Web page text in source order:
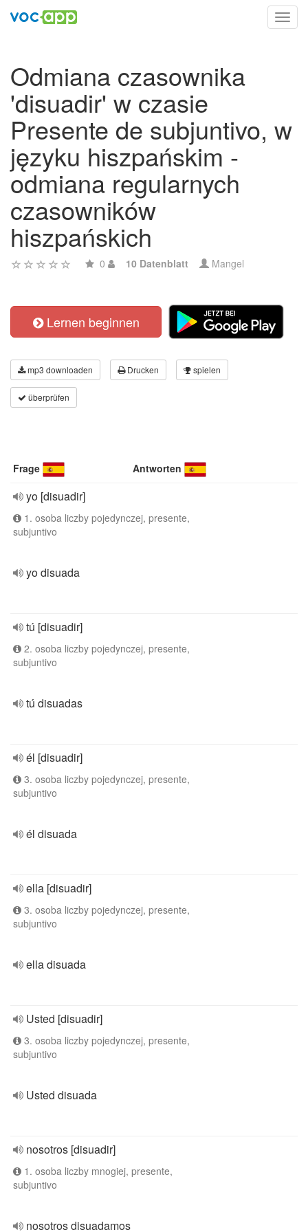
Odmiana czasownika
'disuadir' w czasie
Presente de subjuntivo, w
języku hiszpańskim -
odmiana regularnych
czasowników
hiszpańskich
0 10 Datenblatt Mangel
Lernen beginnen
mp3 downloaden Drucken spielen
überprüfen
Frage Antworten
yo [disuadir]
1. osoba liczby pojedynczej, presente,
subjuntivo
yo disuada
tú [disuadir]
2. osoba liczby pojedynczej, presente,
subjuntivo
tú disuadas
él [disuadir]
3. osoba liczby pojedynczej, presente,
subjuntivo
él disuada
ella [disuadir]
3. osoba liczby pojedynczej, presente,
subjuntivo
ella disuada
Usted [disuadir]
3. osoba liczby pojedynczej, presente,
subjuntivo
Usted disuada
nosotros [disuadir]
1. osoba liczby mnogiej, presente,
subjuntivo
nosotros disuadamos